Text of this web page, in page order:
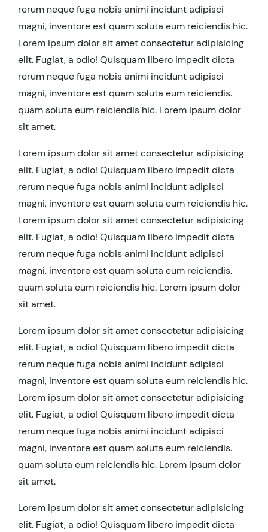
rerum neque fuga nobis animi incidunt adipisci
magni, inventore est quam soluta eum reiciendis hic.
Lorem ipsum dolor sit amet consectetur adipisicing
elit. Fugiat, a odio! Quisquam libero impedit dicta
rerum neque fuga nobis animi incidunt adipisci
magni, inventore est quam soluta eum reiciendis.
quam soluta eum reiciendis hic. Lorem ipsum dolor
sit amet.
Lorem ipsum dolor sit amet consectetur adipisicing
elit. Fugiat, a odio! Quisquam libero impedit dicta
rerum neque fuga nobis animi incidunt adipisci
magni, inventore est quam soluta eum reiciendis hic.
Lorem ipsum dolor sit amet consectetur adipisicing
elit. Fugiat, a odio! Quisquam libero impedit dicta
rerum neque fuga nobis animi incidunt adipisci
magni, inventore est quam soluta eum reiciendis.
quam soluta eum reiciendis hic. Lorem ipsum dolor
sit amet.
Lorem ipsum dolor sit amet consectetur adipisicing
elit. Fugiat, a odio! Quisquam libero impedit dicta
rerum neque fuga nobis animi incidunt adipisci
magni, inventore est quam soluta eum reiciendis hic.
Lorem ipsum dolor sit amet consectetur adipisicing
elit. Fugiat, a odio! Quisquam libero impedit dicta
rerum neque fuga nobis animi incidunt adipisci
magni, inventore est quam soluta eum reiciendis.
quam soluta eum reiciendis hic. Lorem ipsum dolor
sit amet.
Lorem ipsum dolor sit amet consectetur adipisicing
elit. Fugiat, a odio! Quisquam libero impedit dicta